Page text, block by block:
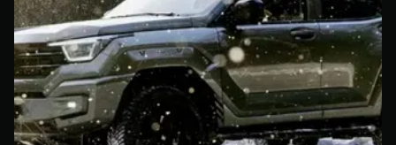
TANK Финансы
Корпоративным клиентам
TANK ФИНАНСЫ
TANK Кредит
Сервис
Специальные предложения
Моторные масла
ЦИФРОВЫЕ СЕРВИСЫ TANK